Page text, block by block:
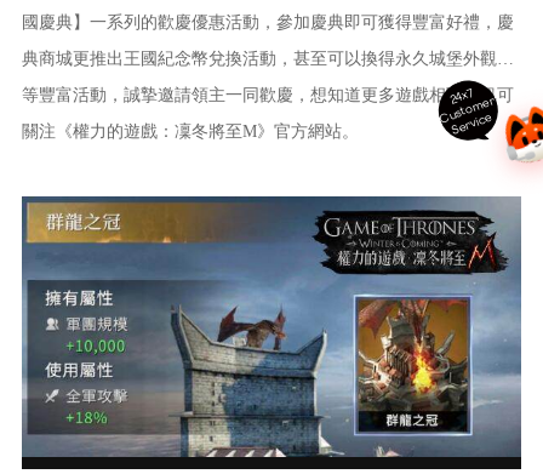
國慶典】一系列的歡慶優惠活動，參加慶典即可獲得豐富好禮，慶
典商城更推出王國紀念幣兌換活動，甚至可以換得永久城堡外觀…
等豐富活動，誠摯邀請領主一同歡慶，想知道更多遊戲相關資訊可
關注《權力的遊戲：凜冬將至M》官方網站。
24x7
C
ust
o
m
er
S
ervi
c
e